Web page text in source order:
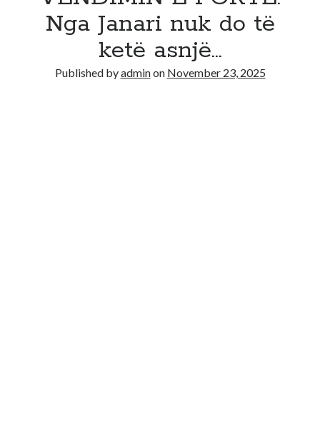
Nga Janari nuk do të
ketë asnjë…
Published byadminon November 23, 2025